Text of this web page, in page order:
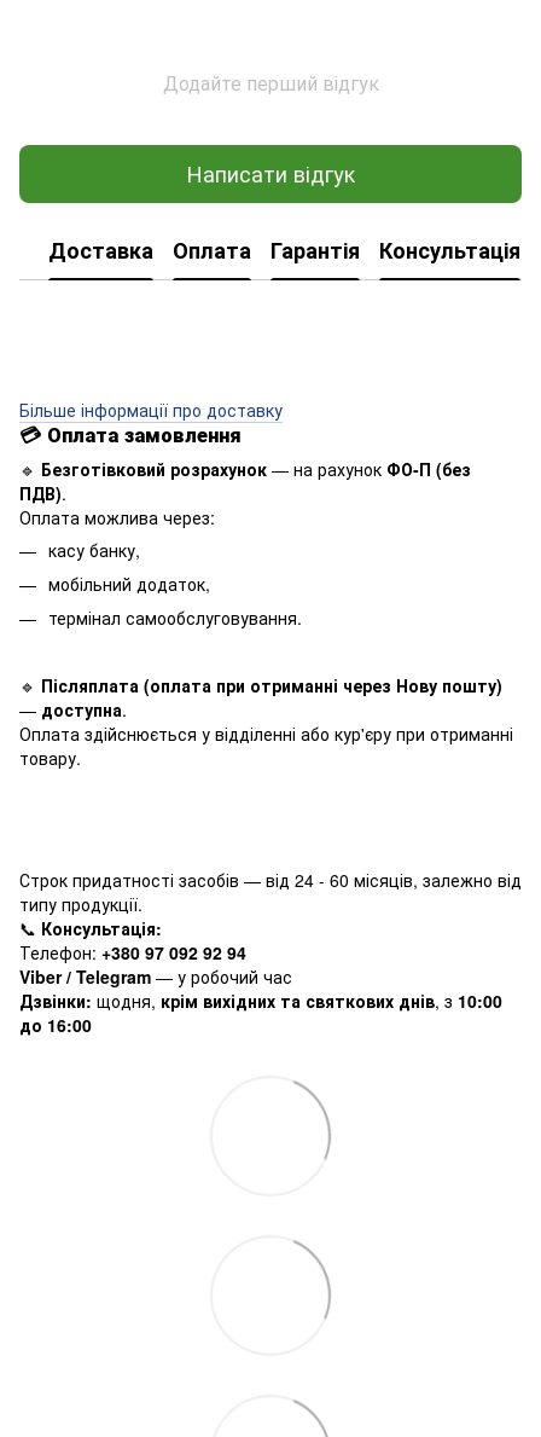
Додайте перший відгук
Написати відгук
Доставка Оплата Гарантія Консультація
Більше інформації про доставку
💳 Оплата замовлення
🔹 Безготівковий розрахунок — на рахунок ФО-П (без
ПДВ).
Оплата можлива через:
касу банку,
мобільний додаток,
термінал самообслуговування.
🔹 Післяплата (оплата при отриманні через Нову пошту)
— доступна.
Оплата здійснюється у відділенні або кур'єру при отриманні
товару.
Строк придатності засобів — від 24 - 60 місяців, залежно від
типу продукції.
📞 Консультація:
Телефон: +380 97 092 92 94
Viber / Telegram — у робочий час
Дзвінки: щодня, крім вихідних та святкових днів, з 10:00
до 16:00